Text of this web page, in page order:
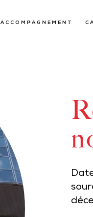
ACCOMPAGNEMENT